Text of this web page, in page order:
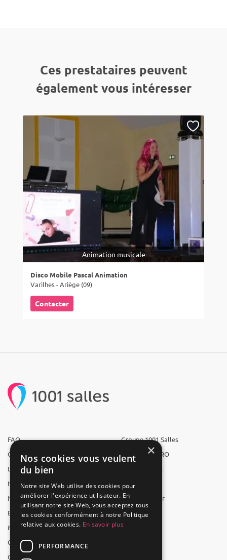
Ces prestataires peuvent
également vous intéresser
Animation musicale
Disco Mobile Pascal Animation
Varilhes - Ariège (09)
Contacter
FAQ
Qui sommes-nous ?
L'équipe
Nous recrutons
Nos partenaires
Espace presse
Mentions légales
CGV
CGU
Groupe 1001 Salles
1001 Salles PRO
1001 Traiteurs
1001 Artistes
Reserverunbar
MP2
×
Nos cookies vous veulent
du bien
Notre site Web utilise des cookies pour
améliorer l'expérience utilisateur. En
utilisant notre site Web, vous acceptez tous
les cookies conformément à notre Politique
relative aux cookies. En savoir plus
PERFORMANCE